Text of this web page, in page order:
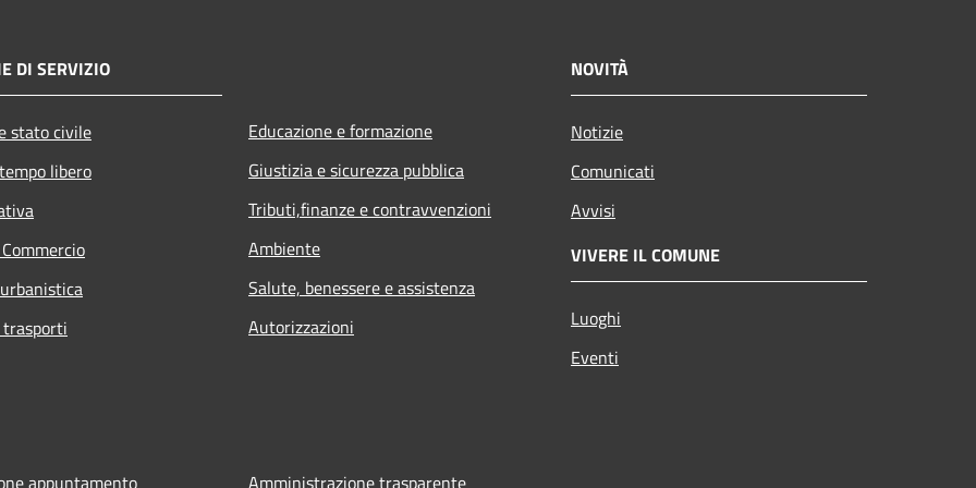
DI SERVIZIO
stato civile
libero
Educazione e formazione
Giustizia e sicurezza pubblica
Tributi,finanze e contravvenzioni
Ambiente
Salute, benessere e assistenza
Autorizzazioni
NOVITÀ
Notizie
Comunicati
Avvisi
VIVERE IL COMUNE
Luoghi
Eventi
appuntamento Amministrazione trasparente